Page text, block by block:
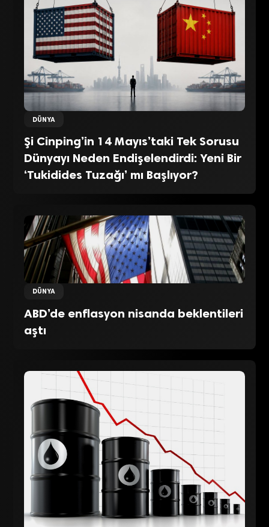
DÜNYA
Şi Cinping’in 14 Mayıs’taki Tek Sorusu
Dünyayı Neden Endişelendirdi: Yeni Bir
‘Tukidides Tuzağı’ mı Başlıyor?
DÜNYA
ABD’de enflasyon nisanda beklentileri
aştı